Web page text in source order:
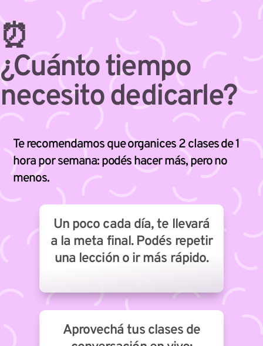
⏰
¿Cuánto tiempo
necesito dedicarle?
Te recomendamos que organices 2 clases de 1
hora por semana: podés hacer más, pero no
menos.
Un poco cada día, te llevará
a la meta final. Podés repetir
una lección o ir más rápido.
Aprovechá tus clases de